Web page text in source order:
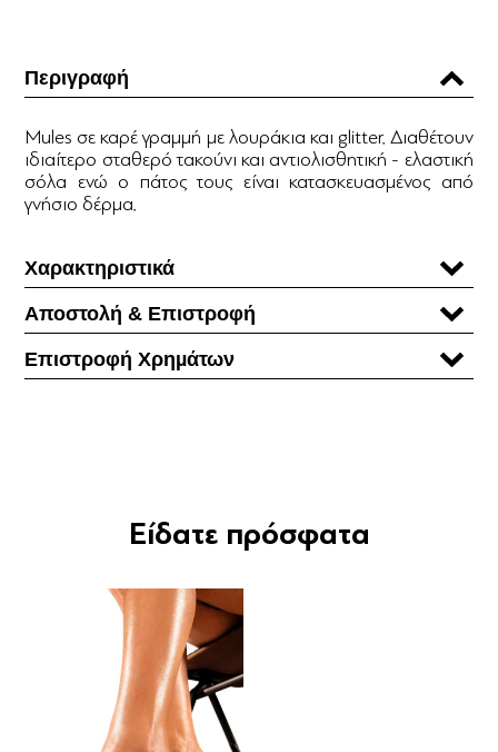
Περιγραφή
Mules σε καρέ γραμμή με λουράκια και glitter. Διαθέτουν
ιδιαίτερο σταθερό τακούνι και αντιολισθητική - ελαστική
σόλα ενώ ο πάτος τους είναι κατασκευασμένος από
γνήσιο δέρμα.
Χαρακτηριστικά
Αποστολή & Επιστροφή
Επιστροφή Χρηµάτων
Είδατε πρόσφατα